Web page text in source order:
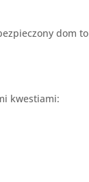
dom to
kwestiami: